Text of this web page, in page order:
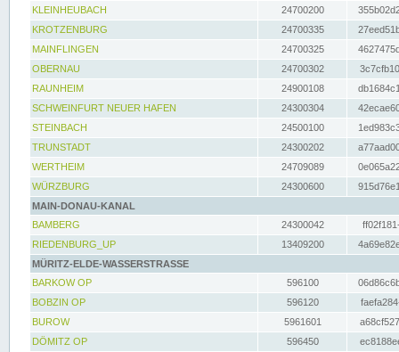
KLEINHEUBACH 24700200
KROTZENBURG
24700335
MAINFLINGEN
24700325
OBERNAU
24700302
RAUNHEIM
24900108
SCHWEINFURT NEUER HAFEN
24300304
STEINBACH
24500100
TRUNSTADT
24300202
WERTHEIM
24709089
WÜRZBURG
24300600
MAIN-DONAU-KANAL
BAMBERG
24300042
RIEDENBURG_UP
13409200
MÜRITZ-ELDE-WASSERSTRASSE
BARKOW OP
596100
BOBZIN OP
596120
BUROW
5961601
DÖMITZ OP
596450